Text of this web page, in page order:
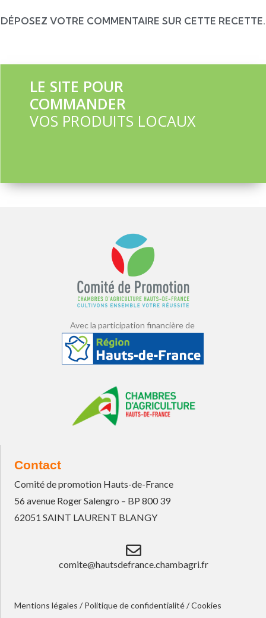
DÉPOSEZ VOTRE COMMENTAIRE SUR CETTE RECETTE.
LE SITE POUR
COMMANDER
VOS PRODUITS LOCAUX
Avec la participation financière de
Contact
Comité de promotion Hauts-de-France
56 avenue Roger Salengro – BP 800 39
62051 SAINT LAURENT BLANGY
comite@hautsdefrance.chambagri.fr
Mentions légales / Politique de confidentialité/Cookies